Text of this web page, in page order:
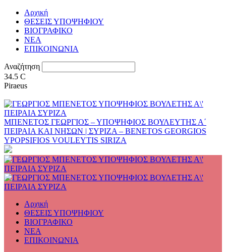
Αρχική
ΘΕΣΕΙΣ ΥΠΟΨΗΦΙΟΥ
ΒΙΟΓΡΑΦΙΚΟ
ΝΕΑ
ΕΠΙΚΟΙΝΩΝΙΑ
Αναζήτηση
34.5 C
Piraeus
ΜΠΕΝΕΤΟΣ ΓΕΩΡΓΙΟΣ – ΥΠΟΨΗΦΙΟΣ ΒΟΥΛΕΥΤΗΣ Α΄
ΠΕΙΡΑΙΑ ΚΑΙ ΝΗΣΩΝ | ΣΥΡΙΖΑ – BENETOS GEORGIOS
YPOPSIFIOS VOULEYTIS SIRIZA
Αρχική
ΘΕΣΕΙΣ ΥΠΟΨΗΦΙΟΥ
ΒΙΟΓΡΑΦΙΚΟ
ΝΕΑ
ΕΠΙΚΟΙΝΩΝΙΑ